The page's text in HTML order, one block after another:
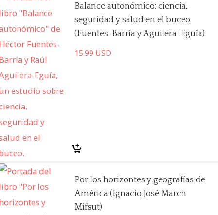
Balance autonómico: ciencia,
seguridad y salud en el buceo
(Fuentes-Barría y Aguilera-Eguía)
15.99 USD
Por los horizontes y geografías de
América (Ignacio José March
Mifsut)